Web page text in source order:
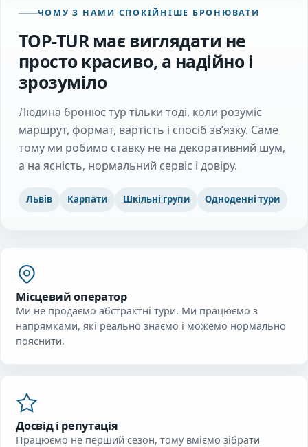
ЧОМУ З НАМИ СПОКІЙНІШЕ БРОНЮВАТИ
TOP-TUR має виглядати не
просто красиво, а надійно і
зрозуміло
Людина бронює тур тільки тоді, коли розуміє
маршрут, формат, вартість і спосіб зв’язку. Саме
тому ми робимо ставку не на декоративний шум,
а на ясність, нормальний сервіс і довіру.
Львів Карпати Шкільні групи Одноденні тури
Місцевий оператор
Ми не продаємо абстрактні тури. Ми працюємо з
напрямками, які реально знаємо і можемо нормально
пояснити.
Досвід і репутація
Працюємо не перший сезон, тому вміємо зібрати